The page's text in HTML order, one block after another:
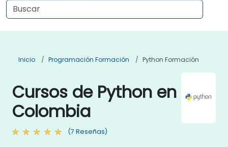
Inicio Programación Formación Python Formación
Cursos de Python en
Colombia
(7 Reseñas)